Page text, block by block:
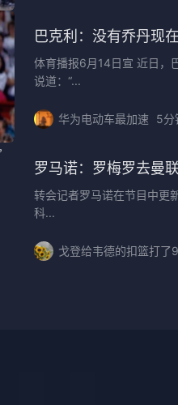
巴克利：没有乔丹现
体育播报6月14日宣 近日，
说道：“...
华为电动车最加速 5分
罗马诺：罗梅罗去曼
转会记者罗马诺在节目中更
科...
戈登给韦德的扣篮打了